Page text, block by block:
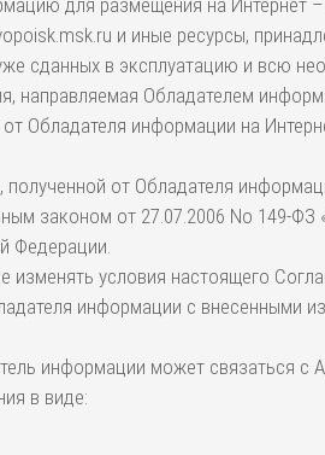
для размещения на Интернет –
и иные ресурсы,
сданных в эксплуатацию и всю
направляемая Обладателем
Обладателя информации на
от Обладателя
законом от 27.07.2006 No 149-
Федерации.
условия настоящего
информации с внесенными
информации может связаться с
в виде: